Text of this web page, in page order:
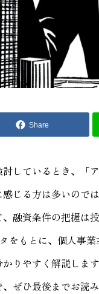
Share
しているとき、「
じる方は多いので
融資条件の把握は
をもとに、個人事
りやすく解説しま
ぜひ最後までお読み